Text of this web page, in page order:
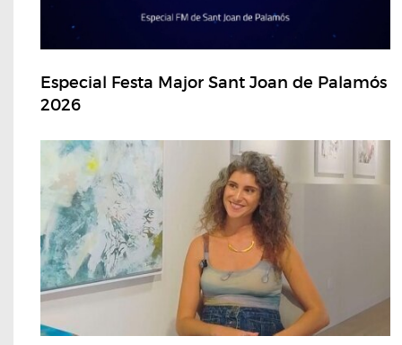
Especial Festa Major Sant Joan de Palamós
2026